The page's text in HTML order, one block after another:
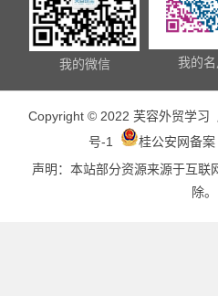
我的微信 我的名
Copyright © 2022 芙容外贸学习
号-1
桂公安网备
声明：本站部分资源来源于互联
除。